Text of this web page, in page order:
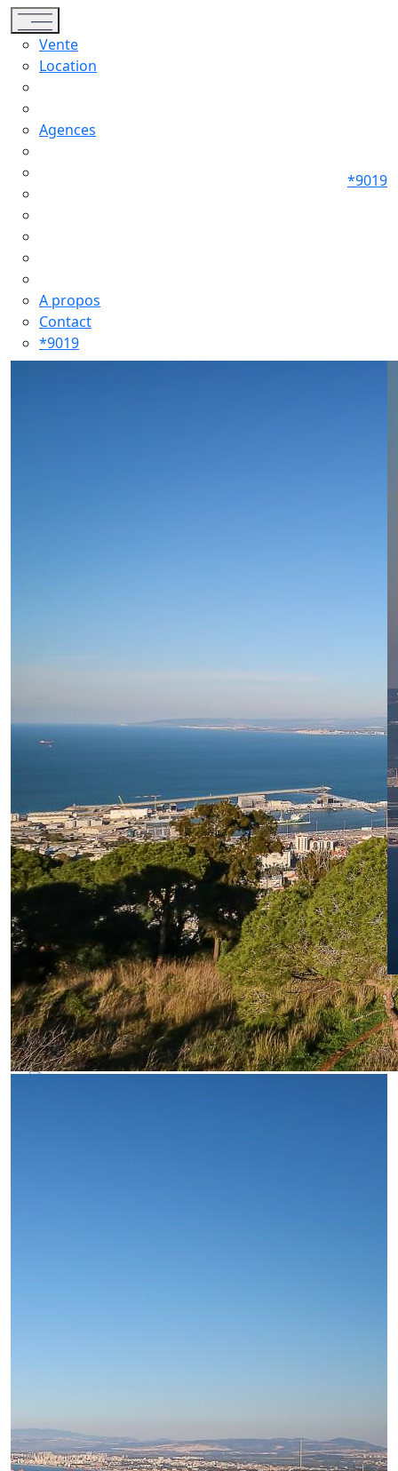
Toggle navigation
Vente
Location
Agences
A propos
Contact
*9019
*9019